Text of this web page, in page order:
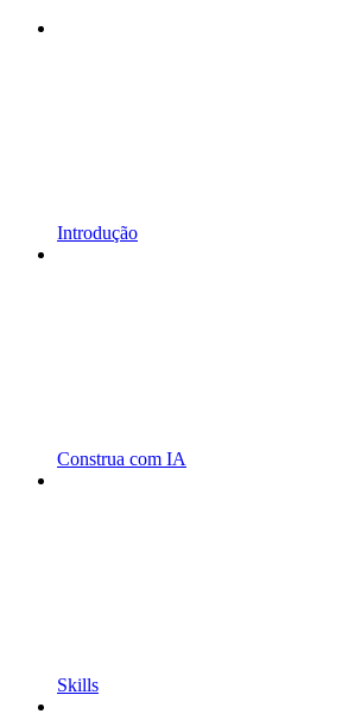
Introdução
Construa com IA
Skills